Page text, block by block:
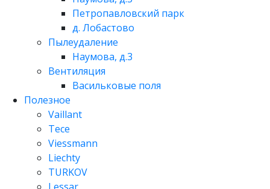
Петропавловский парк
д. Лобастово
Пылеудаление
Наумова, д.3
Вентиляция
Васильковые поля
Полезное
Vaillant
Tece
Viessmann
Liechty
TURKOV